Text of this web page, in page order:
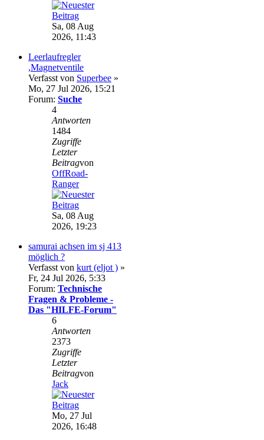
Sa, 08 Aug
2026, 11:43
Leerlaufregler
,Magnetventile
Verfasst von Superbee »
Mo, 27 Jul 2026, 15:21
Forum: Suche
4
Antworten
1484
Zugriffe
Letzter
Beitragvon
OffRoad-
Ranger
Sa, 08 Aug
2026, 19:23
samurai achsen im sj 413
möglich ?
Verfasst von kurt (eljot ) »
Fr, 24 Jul 2026, 5:33
Forum: Technische
Fragen & Probleme -
Das "HILFE-Forum"
6
Antworten
2373
Zugriffe
Letzter
Beitragvon
Jack
Mo, 27 Jul
2026, 16:48